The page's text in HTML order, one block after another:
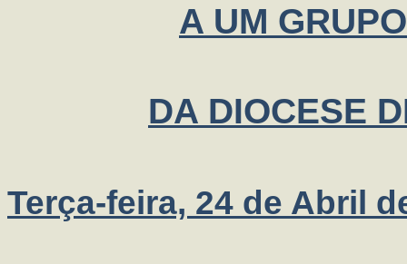
A UM
DA DIOCESE
Terça-feira, 24 de Abril